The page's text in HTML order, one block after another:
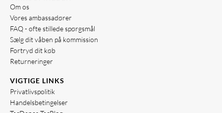
Om os
Vores ambassadører
FAQ - ofte stillede spørgsmål
Sælg dit våben på kommission
Fortryd dit køb
Returneringer
VIGTIGE LINKS
Privatlivspolitik
Handelsbetingelser